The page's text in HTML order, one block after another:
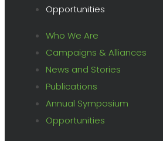
Opportunities
Who We Are
Campaigns & Alliances
News and Stories
Publications
Annual Symposium
Opportunities